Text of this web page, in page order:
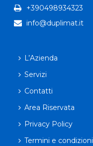
+390498934323
info@duplimat.it
L’Azienda
Servizi
Contatti
Area Riservata
Privacy Policy
Termini e condizioni